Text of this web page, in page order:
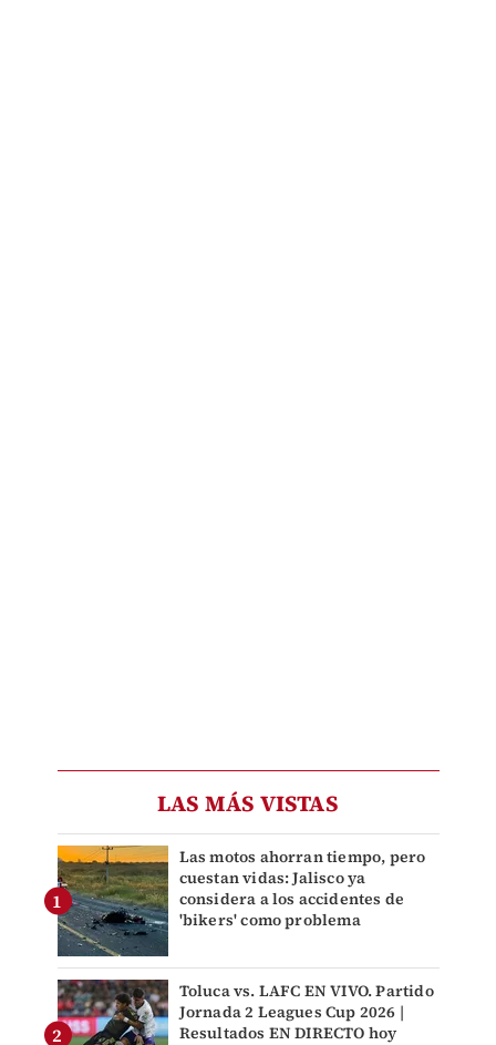
LAS MÁS VISTAS
Las motos ahorran tiempo, pero
cuestan vidas: Jalisco ya
considera a los accidentes de
'bikers' como problema
Toluca vs. LAFC EN VIVO. Partido
Jornada 2 Leagues Cup 2026 |
Resultados EN DIRECTO hoy